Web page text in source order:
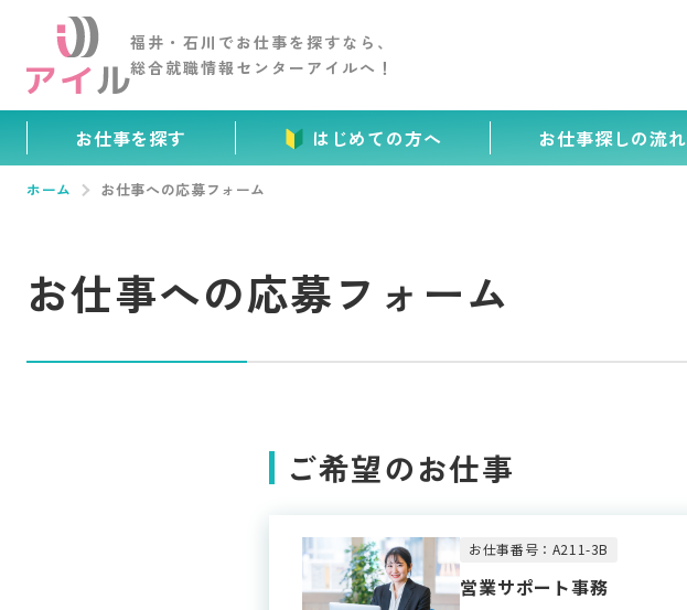
福井・石川でお仕事を探すなら、
総合就職情報センター アイルへ！
お仕事を探す はじめての方へ お仕事探しの流れ
ホーム お仕事への応募フォーム
お仕事への応募フォーム
ご希望のお仕事
お仕事番号：A211-3B
営業サポート事務